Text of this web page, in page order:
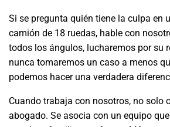
Si se pregunta quién tiene la culpa en
camión de 18 ruedas, hable con
todos los ángulos, lucharemos por su
nunca tomaremos un caso a menos
podemos hacer una verdadera
Cuando trabaja con nosotros, no solo
abogado. Se asocia con un equipo